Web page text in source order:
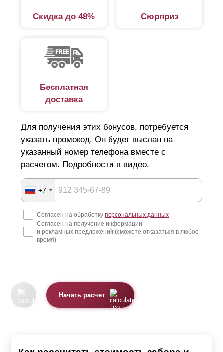
Скидка до 48% Сюрприз
Бесплатная
доставка
Для получения этих бонусов, потребуется
указать промокод. Он будет выслан на
указанный номер телефона вместе с
расчетом. Подробности в видео.
+7
Согласен на обработку персональных данных
Согласен на получение информации
и рекламных предложений (сможете отказаться в любое
время)
Начать расчет